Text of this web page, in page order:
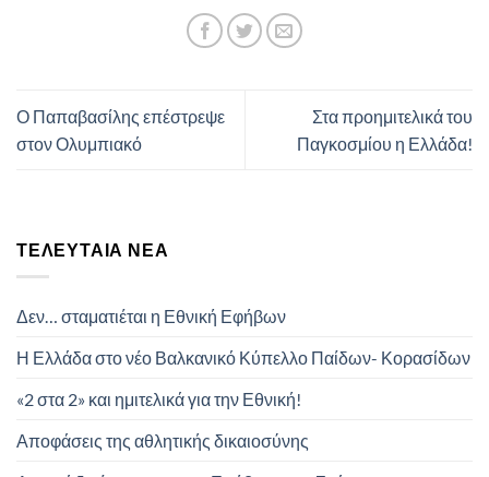
Ο Παπαβασίλης επέστρεψε
στον Ολυμπιακό
Στα προημιτελικά του
Παγκοσμίου η Ελλάδα!
ΤΕΛΕΥΤΑΊΑ ΝΈΑ
Δεν… σταματιέται η Εθνική Εφήβων
Η Ελλάδα στο νέο Βαλκανικό Κύπελλο Παίδων- Κορασίδων
«2 στα 2» και ημιτελικά για την Εθνική!
Αποφάσεις της αθλητικής δικαιοσύνης